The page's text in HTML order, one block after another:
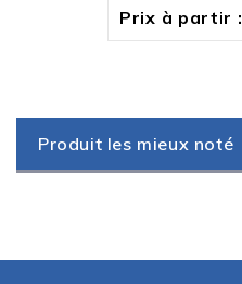
Prix à partir :
Produit les mieux noté